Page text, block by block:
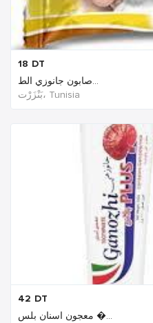
18 DT
صابون جانوزي الط...
بَنْزَرْت‎، Tunisia
42 DT
معجون اسنان بلس �...